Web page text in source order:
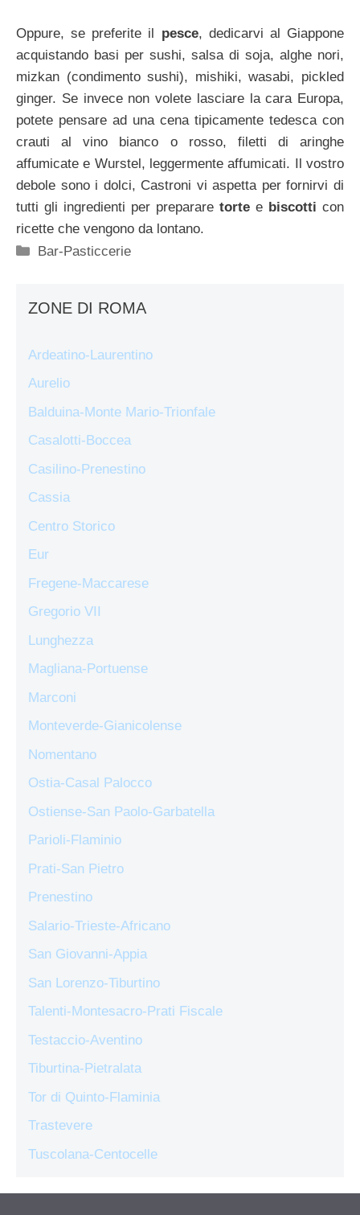
Oppure, se preferite il pesce, dedicarvi al Giappone
acquistando basi per sushi, salsa di soja, alghe nori,
mizkan (condimento sushi), mishiki, wasabi, pickled
ginger. Se invece non volete lasciare la cara Europa,
potete pensare ad una cena tipicamente tedesca con
crauti al vino bianco o rosso, filetti di aringhe
affumicate e Wurstel, leggermente affumicati. Il vostro
debole sono i dolci, Castroni vi aspetta per fornirvi di
tutti gli ingredienti per preparare torte e biscotti con
ricette che vengono da lontano.
Categorie
Bar-Pasticcerie
ZONE DI ROMA
Ardeatino-Laurentino
Aurelio
Balduina-Monte Mario-Trionfale
Casalotti-Boccea
Casilino-Prenestino
Cassia
Centro Storico
Eur
Fregene-Maccarese
Gregorio VII
Lunghezza
Magliana-Portuense
Marconi
Monteverde-Gianicolense
Nomentano
Ostia-Casal Palocco
Ostiense-San Paolo-Garbatella
Parioli-Flaminio
Prati-San Pietro
Prenestino
Salario-Trieste-Africano
San Giovanni-Appia
San Lorenzo-Tiburtino
Talenti-Montesacro-Prati Fiscale
Testaccio-Aventino
Tiburtina-Pietralata
Tor di Quinto-Flaminia
Trastevere
Tuscolana-Centocelle